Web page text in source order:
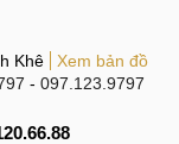
Khê
Xem bản đồ
- 097.123.9797